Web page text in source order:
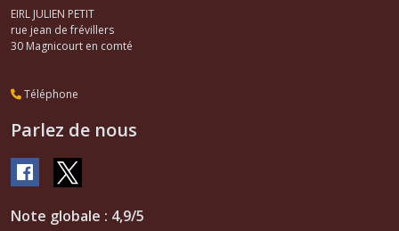
(1)
,
106
de
serrage
EIRL JULIEN PETIT
rue jean de frévillers
30 Magnicourt en comté
Téléphone
Parlez de nous
Note globale : 4,9/5